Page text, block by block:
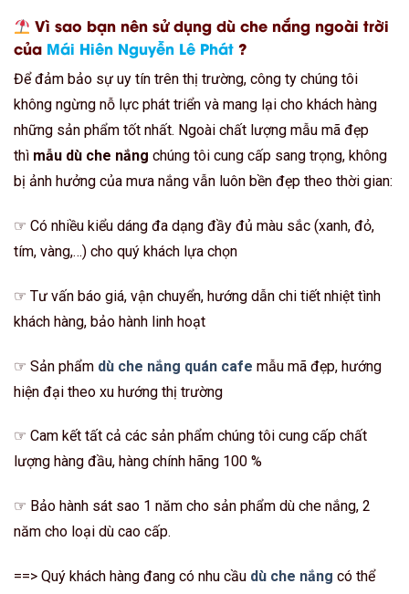
Vì sao bạn nên sử dụng dù che nắng ngoài trời
của Mái Hiên Nguyễn Lê Phát ?
Để đảm bảo sự uy tín trên thị trường, công ty chúng tôi
không ngừng nỗ lực phát triển và mang lại cho khách hàng
những sản phẩm tốt nhất. Ngoài chất lượng mẫu mã đẹp
thì mẫu dù che nắng chúng tôi cung cấp sang trọng, không
bị ảnh hưởng của mưa nắng vẫn luôn bền đẹp theo thời gian:
☞ Có nhiều kiểu dáng đa dạng đầy đủ màu sắc (xanh, đỏ,
tím, vàng,…) cho quý khách lựa chọn
☞ Tư vấn báo giá, vận chuyển, hướng dẫn chi tiết nhiệt tình
khách hàng, bảo hành linh hoạt
☞ Sản phẩm dù che nắng quán cafe mẫu mã đẹp, hướng
hiện đại theo xu hướng thị trường
☞ Cam kết tất cả các sản phẩm chúng tôi cung cấp chất
lượng hàng đầu, hàng chính hãng 100 %
☞ Bảo hành sát sao 1 năm cho sản phẩm dù che nắng, 2
năm cho loại dù cao cấp.
==> Quý khách hàng đang có nhu cầu dù che nắng có thể